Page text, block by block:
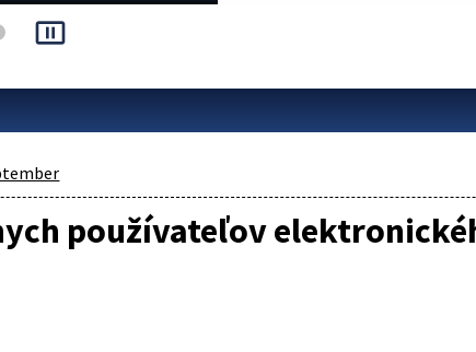
pause_presentation
používateľov